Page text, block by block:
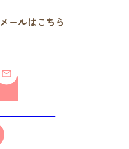
メールはこちら